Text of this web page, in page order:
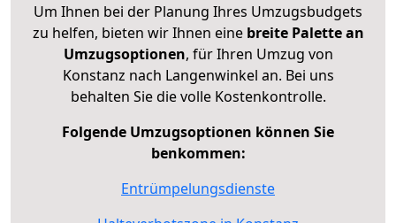
Um Ihnen bei der Planung Ihres Umzugsbudgets
zu helfen, bieten wir Ihnen eine breite Palette an
Umzugsoptionen, für Ihren Umzug von
Konstanz nach Langenwinkel an. Bei uns
behalten Sie die volle Kostenkontrolle.
Folgende Umzugsoptionen können Sie
benkommen:
Entrümpelungsdienste